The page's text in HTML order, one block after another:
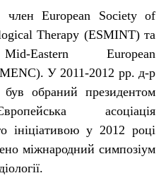
член European Society of
Therapy (ESMINT) та
European
У 2011-2012 рр. д-р
обраний президентом
асоціація
ініціативою у 2012 році
міжнародний симпозіум